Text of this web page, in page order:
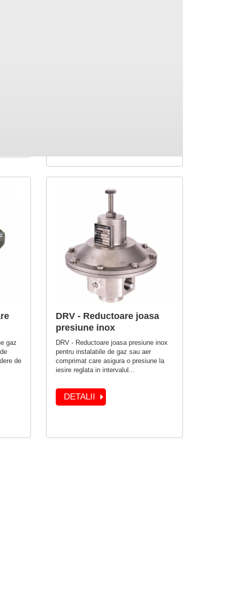
gaz
de
DRV - Reductoare joasa
presiune inox
DRV - Reductoare joasa presiune inox
pentru instalatiile de gaz sau aer
comprimat care asigura o presiune la
iesire reglata in intervalul...
DETALII